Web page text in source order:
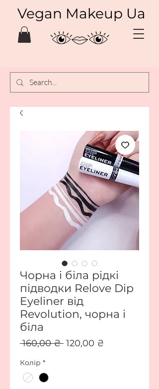
Vegan Makeup Ua
Чорна і біла рідкі
підводки Relove Dip
Eyeliner від
Revolution, чорна і
біла
160,00 ₴ Звичайна
120,00 ₴
Колір *